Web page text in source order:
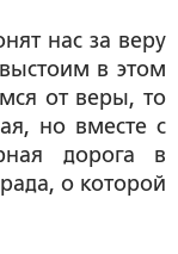
нас за веру
в этом
от веры, то
но вместе с
дорога в
о которой